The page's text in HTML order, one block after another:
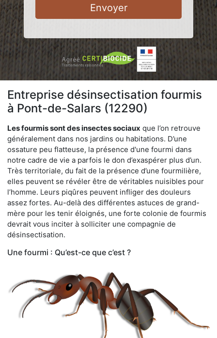
Envoyer
Entreprise désinsectisation fourmis
à Pont-de-Salars (12290)
Les fourmis sont des insectes sociaux que l’on retrouve
généralement dans nos jardins ou habitations. D’une
ossature peu flatteuse, la présence d'une fourmi dans
notre cadre de vie a parfois le don d’exaspérer plus d’un.
Très territoriale, du fait de la présence d’une fourmilière,
elles peuvent se révéler être de véritables nuisibles pour
l’homme. Leurs piqûres peuvent infliger des douleurs
assez fortes. Au-delà des différentes astuces de grand-
mère pour les tenir éloignés, une forte colonie de fourmis
devrait vous inciter à solliciter une compagnie de
désinsectisation.
Une fourmi : Qu’est-ce que c’est ?